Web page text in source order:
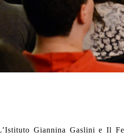
Giannina Gaslini e Il